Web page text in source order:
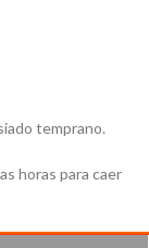
temprano.
horas para caer